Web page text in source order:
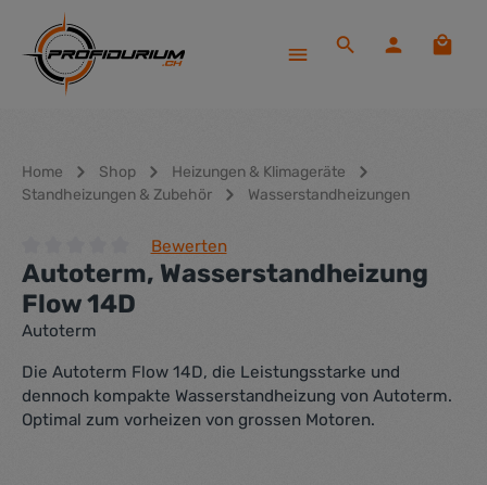
Zum Hauptinhalt springen
Home Shop
Heizungen & Klimageräte
Standheizungen & Zubehör
Wasserstandheizungen
Durchschnittliche Bewertung von 0 von 5 Sternen
Bewerten
Autoterm, Wasserstandheizung
Flow 14D
Autoterm
Die Autoterm Flow 14D, die Leistungsstarke und
dennoch kompakte Wasserstandheizung von Autoterm.
Optimal zum vorheizen von grossen Motoren.